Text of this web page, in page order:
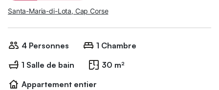
Santa-Maria-di-Lota, Cap Corse
4 Personnes
1 Chambre
1 Salle de bain
30 m²
Appartement entier